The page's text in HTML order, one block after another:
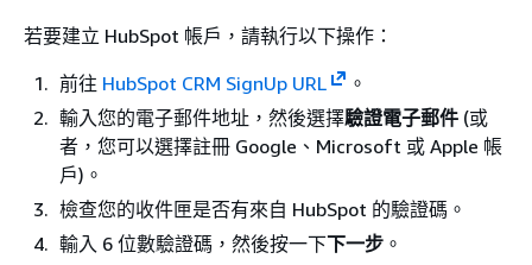
若要建立 HubSpot 帳戶，請執行以下操作：
前往 HubSpot CRM SignUp URL
。
輸入您的電子郵件地址，然後選擇驗證電子郵件 (或
者，您可以選擇註冊 Google、Microsoft 或 Apple 帳
戶)。
檢查您的收件匣是否有來自 HubSpot 的驗證碼。
輸入 6 位數驗證碼，然後按一下下一步 。